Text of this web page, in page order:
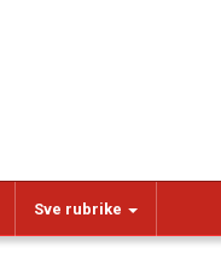
Sve rubrike